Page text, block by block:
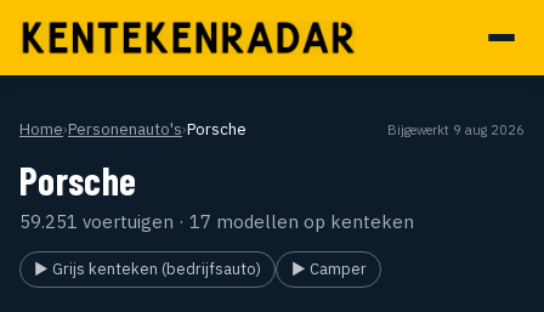
Home›Personenauto's›Porsche Bijgewerkt 9 aug 2026
Porsche
59.251 voertuigen · 17 modellen op kenteken
▶ Grijs kenteken (bedrijfsauto) ▶ Camper